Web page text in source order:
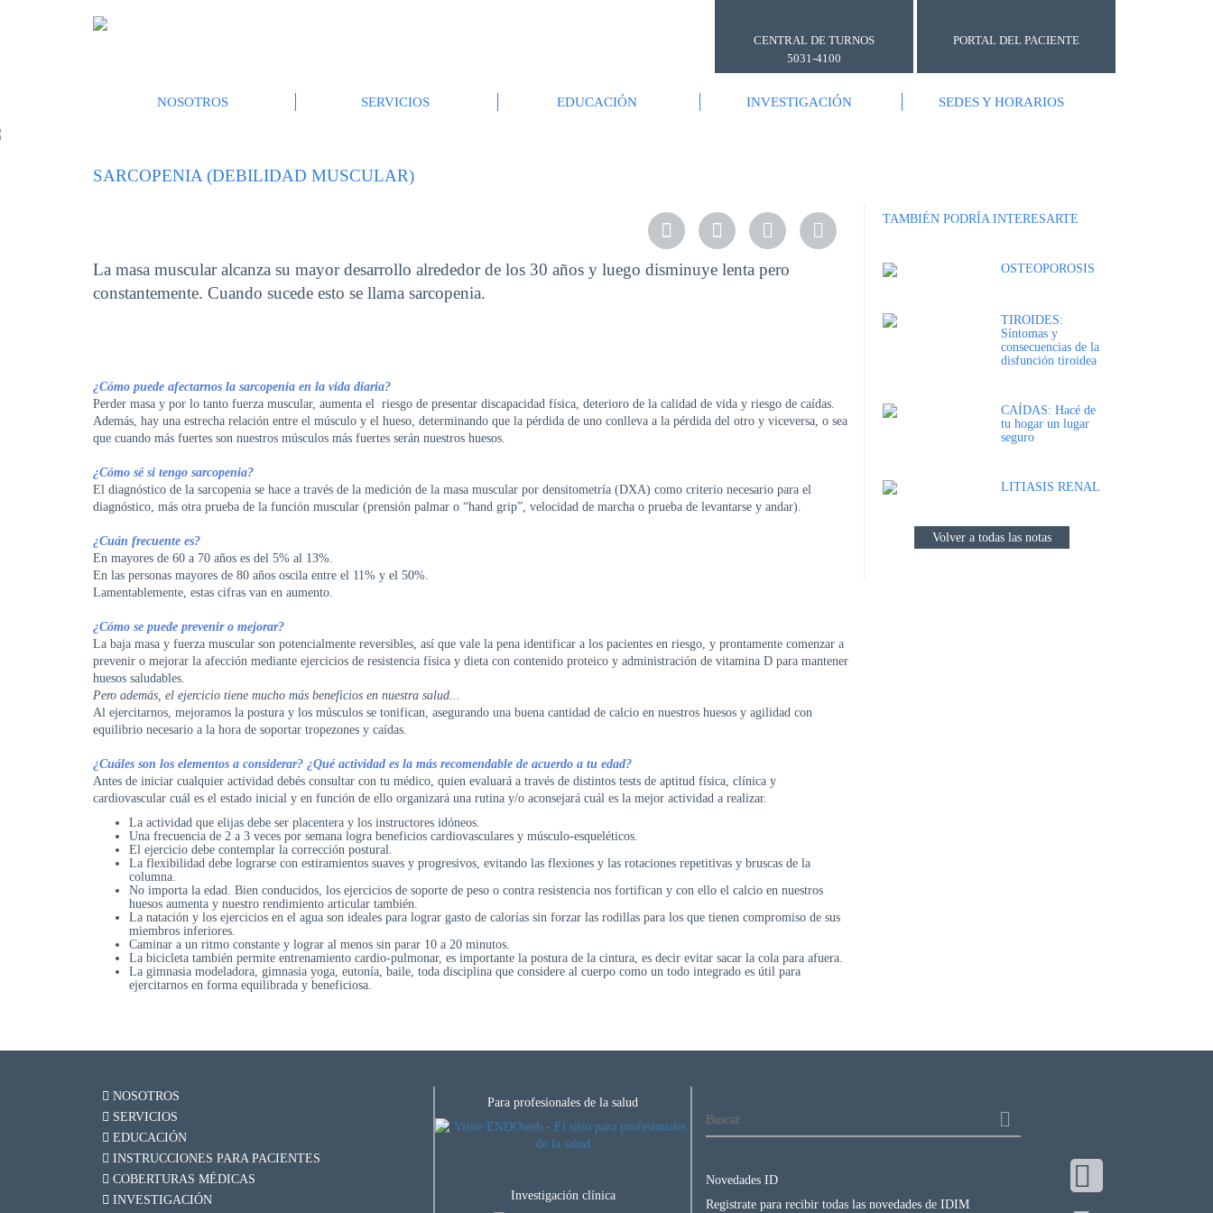
CENTRAL DE TURNOS
5031-4100
PORTAL DEL PACIENTE
NOSOTROS SERVICIOS EDUCACIÓN INVESTIGACIÓN SEDES Y HORARIOS
SARCOPENIA (DEBILIDAD MUSCULAR)
La masa muscular alcanza su mayor desarrollo alrededor de los 30 años y luego disminuye lenta pero
constantemente. Cuando sucede esto se llama sarcopenia.
¿Cómo puede afectarnos la sarcopenia en la vida diaria?
Perder masa y por lo tanto fuerza muscular, aumenta el riesgo de presentar discapacidad física, deterioro de la calidad de vida y riesgo de caídas.
Además, hay una estrecha relación entre el músculo y el hueso, determinando que la pérdida de uno conlleva a la pérdida del otro y viceversa, o sea
que cuando más fuertes son nuestros músculos más fuertes serán nuestros huesos.
¿Cómo sé si tengo sarcopenia?
El diagnóstico de la sarcopenia se hace a través de la medición de la masa muscular por densitometría (DXA) como criterio necesario para el
diagnóstico, más otra prueba de la función muscular (prensión palmar o “hand grip”, velocidad de marcha o prueba de levantarse y andar).
¿Cuán frecuente es?
En mayores de 60 a 70 años es del 5% al 13%.
En las personas mayores de 80 años oscila entre el 11% y el 50%.
Lamentablemente, estas cifras van en aumento.
¿Cómo se puede prevenir o mejorar?
La baja masa y fuerza muscular son potencialmente reversibles, así que vale la pena identificar a los pacientes en riesgo, y prontamente comenzar a
prevenir o mejorar la afección mediante ejercicios de resistencia física y dieta con contenido proteico y administración de vitamina D para mantener
huesos saludables.
Pero además, el ejercicio tiene mucho más beneficios en nuestra salud...
Al ejercitarnos, mejoramos la postura y los músculos se tonifican, asegurando una buena cantidad de calcio en nuestros huesos y agilidad con
equilibrio necesario a la hora de soportar tropezones y caídas.
¿Cuáles son los elementos a considerar? ¿Qué actividad es la más recomendable de acuerdo a tu edad?
Antes de iniciar cualquier actividad debés consultar con tu médico, quien evaluará a través de distintos tests de aptitud física, clínica y
cardiovascular cuál es el estado inicial y en función de ello organizará una rutina y/o aconsejará cuál es la mejor actividad a realizar.
La actividad que elijas debe ser placentera y los instructores idóneos.
Una frecuencia de 2 a 3 veces por semana logra beneficios cardiovasculares y músculo-esqueléticos.
El ejercicio debe contemplar la corrección postural.
La flexibilidad debe lograrse con estiramientos suaves y progresivos, evitando las flexiones y las rotaciones repetitivas y bruscas de la
columna.
No importa la edad. Bien conducidos, los ejercicios de soporte de peso o contra resistencia nos fortifican y con ello el calcio en nuestros
huesos aumenta y nuestro rendimiento articular también.
La natación y los ejercicios en el agua son ideales para lograr gasto de calorías sin forzar las rodillas para los que tienen compromiso de sus
miembros inferiores.
Caminar a un ritmo constante y lograr al menos sin parar 10 a 20 minutos.
La bicicleta también permite entrenamiento cardio-pulmonar, es importante la postura de la cintura, es decir evitar sacar la cola para afuera.
La gimnasia modeladora, gimnasia yoga, eutonía, baile, toda disciplina que considere al cuerpo como un todo integrado es útil para
ejercitarnos en forma equilibrada y beneficiosa.
TAMBIÉN PODRÍA INTERESARTE
OSTEOPOROSIS
TIROIDES:
Síntomas y
consecuencias de la
disfunción tiroidea
CAÍDAS: Hacé de
tu hogar un lugar
seguro
LITIASIS RENAL
Volver a todas las notas
NOSOTROS
SERVICIOS
EDUCACIÓN
INSTRUCCIONES PARA PACIENTES
COBERTURAS MÉDICAS
INVESTIGACIÓN
Para profesionales de la salud
Investigación clínica
Novedades ID
Registrate para recibir todas las novedades de IDIM